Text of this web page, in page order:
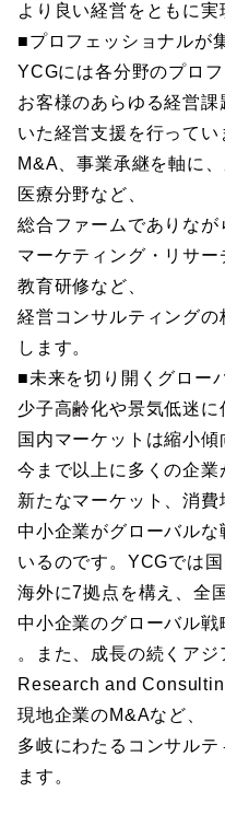
より良い経営をともに実
■プロフェッショナルが
YCGには各分野のプロ
お客様のあらゆる経営
いた経営支援を行ってい
M&A、事業承継を軸に
医療分野など、
総合ファームでありなが
マーケティング・リサー
教育研修など、
経営コンサルティング
します。
■未来を切り開くグロー
少子高齢化や景気低迷に
国内マーケットは縮小傾
今まで以上に多くの企業
新たなマーケット、消費
中小企業がグローバル
いるのです。YCGでは
海外に7拠点を構え、全
中小企業のグローバル
。また、成長の続くア
Research and
現地企業のM&Aなど、
多岐にわたるコンサル
ます。